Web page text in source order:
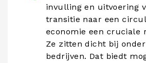
invulling en uitvoering
transitie naar een
economie een cruciale
Ze zitten dicht bij
bedrijven. Dat biedt